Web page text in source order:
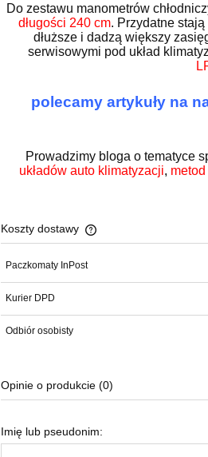
Do zestawu manometrów
długości 240 cm. Przydatne
dłuższe i dadzą większy
serwisowymi pod układ
polecamy artykuły na
Prowadzimy bloga o tematyce
układów auto klimatyzacji,
Koszty dostawy
płatności
Paczkomaty InPost
Kurier DPD
Odbiór osobisty
Opinie o produkcie (0)
Imię lub pseudonim: